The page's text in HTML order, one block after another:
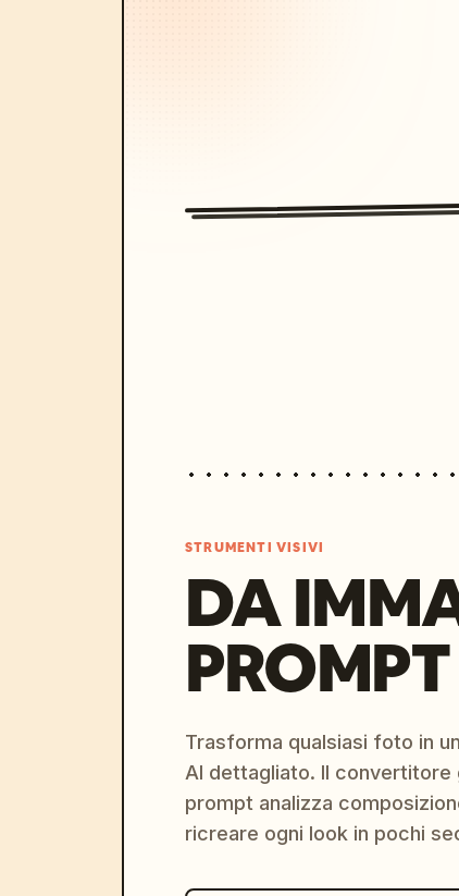
STRUMENTI VISIVI
DA
PROMPT
Trasforma qualsiasi foto in
AI dettagliato. Il convertitore
prompt analizza
ricreare ogni look in pochi